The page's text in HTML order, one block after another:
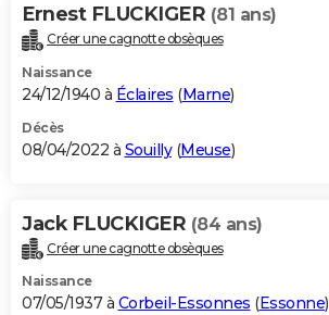
Ernest FLUCKIGER (81 ans)
Créer une cagnotte obsèques
Naissance
24/12/1940 à Éclaires (Marne)
Décès
08/04/2022 à Souilly(Meuse)
Jack FLUCKIGER (84 ans)
Créer une cagnotte obsèques
Naissance
07/05/1937 à Corbeil-Essonnes (Essonne)